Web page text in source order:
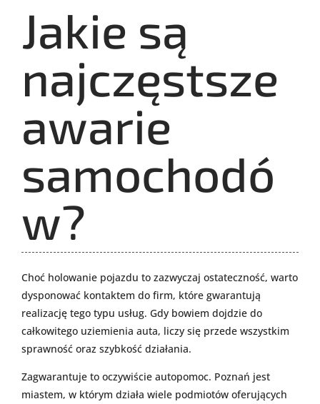
Jakie są
najczęstsze
awarie
samochodó
w?
Choć holowanie pojazdu to zazwyczaj ostateczność, warto
dysponować kontaktem do firm, które gwarantują
realizację tego typu usług. Gdy bowiem dojdzie do
całkowitego uziemienia auta, liczy się przede wszystkim
sprawność oraz szybkość działania.
Zagwarantuje to oczywiście autopomoc. Poznań jest
miastem, w którym działa wiele podmiotów oferujących